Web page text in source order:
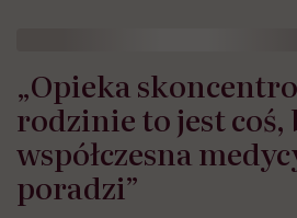
„Opieka
rodzinie to jest coś,
współczesna
poradzi”